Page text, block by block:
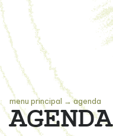
menu principal →agenda
AGENDA